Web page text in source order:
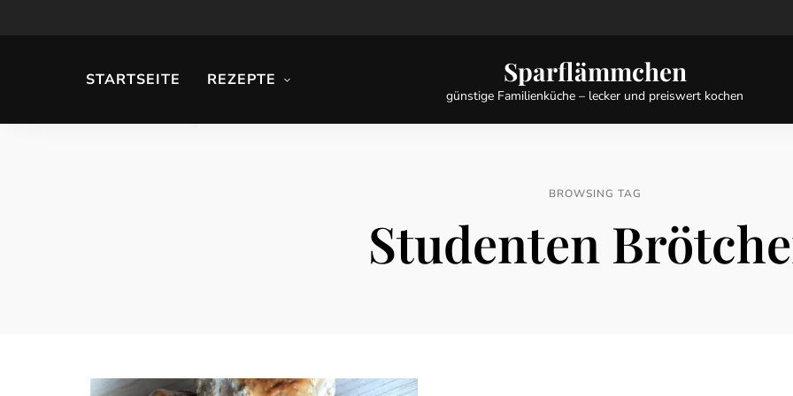
Sparflämmchen
günstige Familienküche – lecker und preiswert kochen
STARTSEITE REZEPTE
BROWSING TAG
Studenten